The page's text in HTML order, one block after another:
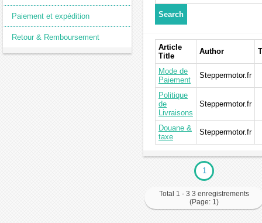
Paiement et expédition
Retour & Remboursement
Article
Title
Author
Mode de
Paiement
Steppermotor.fr
Politique
de
Livraisons
Steppermotor.fr
Douane &
taxe
Steppermotor.fr
1
Total 1 - 3 3 enregistrements
(Page: 1)